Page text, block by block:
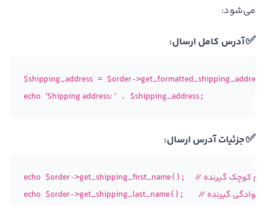
می‌شود:
✅آدرس کامل ارسال:
$shipping_address = $order->get_formatted_shipping_address
echo 'Shipping address: ' . $shipping_address
✅جزئیات آدرس ارسال:
echo $order->get_shipping_first_name();
// نام کوچک گیرنده
echo $order->get_shipping_last_name();
خانوادگی گیرنده